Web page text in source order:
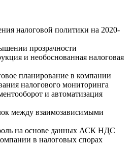
налоговой политики на 2020-
прозрачности
и необоснованная налоговая
планирование в компании
налогового мониторинга
и автоматизация
между взаимозависимыми
на основе данных АСК НДС
в налоговых спорах